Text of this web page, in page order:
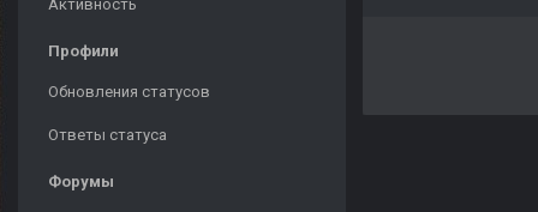
Активность
Профили
Обновления статусов
Ответы статуса
Форумы